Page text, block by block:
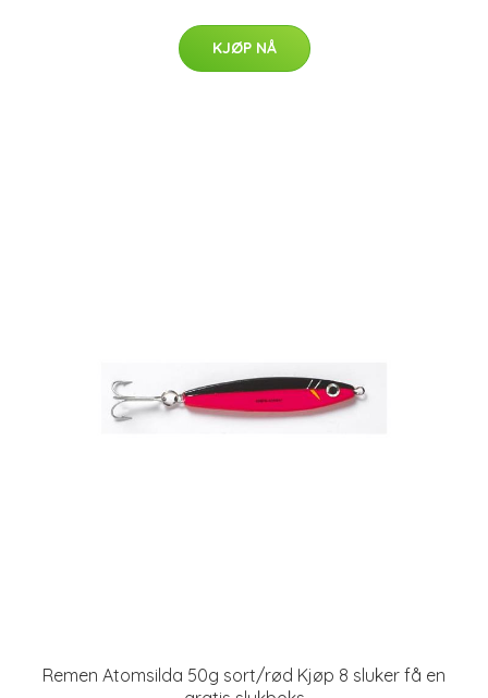
KJØP NÅ
Remen Atomsilda 50g sort/rød Kjøp 8 sluker få en